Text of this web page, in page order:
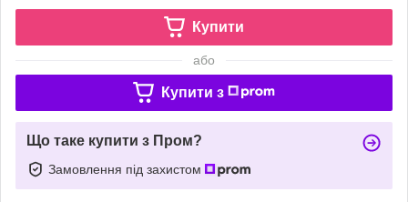
Купити
або
Купити з
Що таке купити з Пром?
Замовлення під захистом